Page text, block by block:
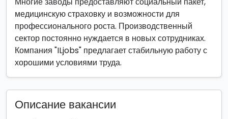
медицинскую страховку и возможности для
профессионального роста. Производственный
сектор постоянно нуждается в новых сотрудниках.
Компания "ILjobs" предлагает стабильную работу с
хорошими условиями труда.
Описание вакансии